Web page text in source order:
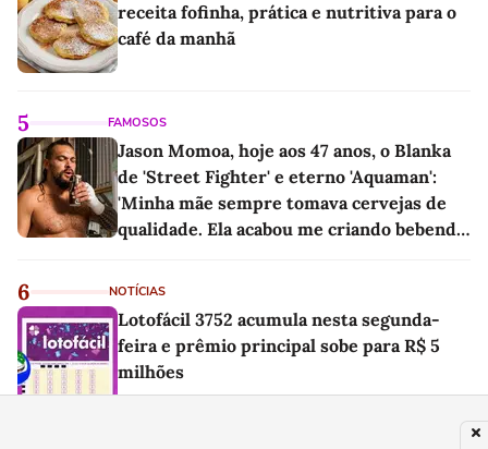
receita fofinha, prática e nutritiva para o
café da manhã
5 FAMOSOS
Jason Momoa, hoje aos 47 anos, o Blanka
de 'Street Fighter' e eterno 'Aquaman':
'Minha mãe sempre tomava cervejas de
qualidade. Ela acabou me criando bebendo
6 NOTÍCIAS
Lotofácil 3752 acumula nesta segunda-
feira e prêmio principal sobe para R$ 5
milhões